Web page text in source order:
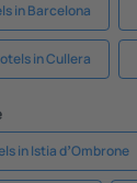
in Barcelona
in Cullera
in Istia dʼOmbrone